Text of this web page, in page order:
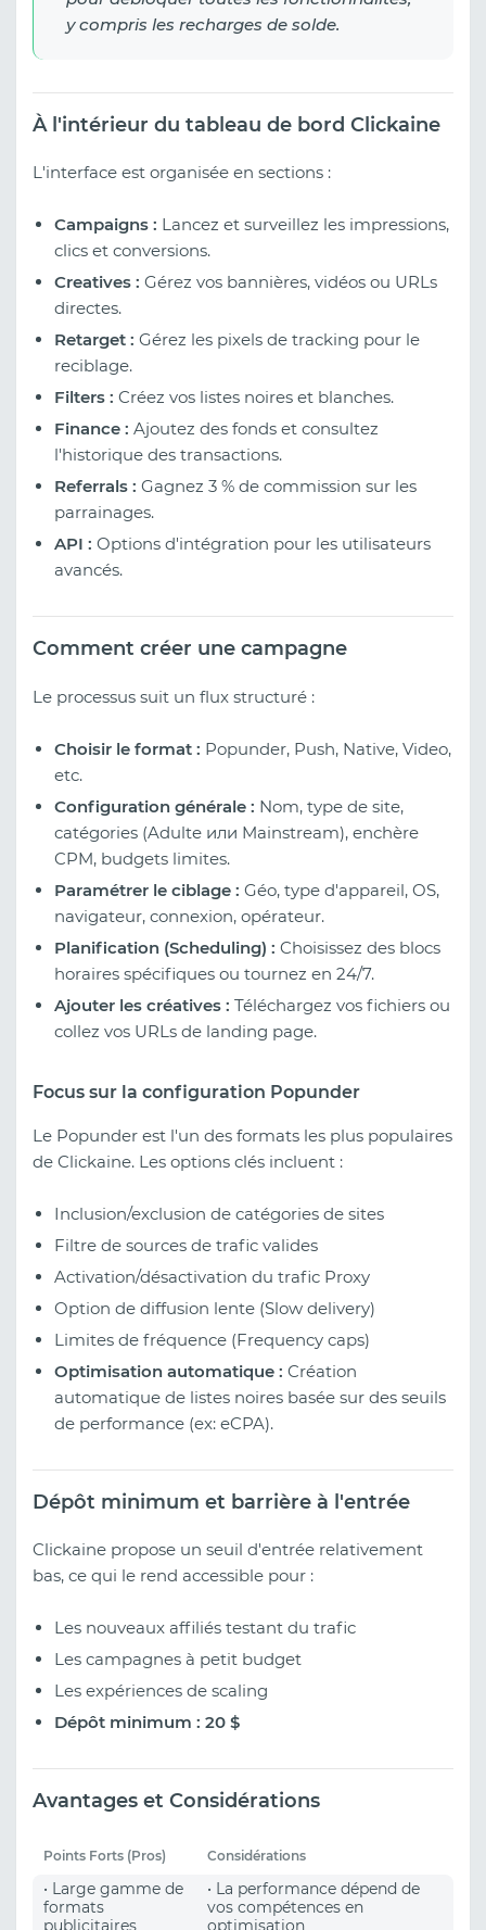
y compris les recharges de solde.
À l'intérieur du tableau de bord Clickaine
L'interface est organisée en sections :
Campaigns : Lancez et surveillez les impressions,
clics et conversions.
Creatives : Gérez vos bannières, vidéos ou URLs
directes.
Retarget : Gérez les pixels de tracking pour le
reciblage.
Filters : Créez vos listes noires et blanches.
Finance : Ajoutez des fonds et consultez
l'historique des transactions.
Referrals : Gagnez 3 % de commission sur les
parrainages.
API : Options d'intégration pour les utilisateurs
avancés.
Comment créer une campagne
Le processus suit un flux structuré :
Choisir le format : Popunder, Push, Native, Video,
etc.
Configuration générale : Nom, type de site,
catégories (Adulte или Mainstream), enchère
CPM, budgets limites.
Paramétrer le ciblage : Géo, type d'appareil, OS,
navigateur, connexion, opérateur.
Planification (Scheduling) : Choisissez des blocs
horaires spécifiques ou tournez en 24/7.
Ajouter les créatives : Téléchargez vos fichiers ou
collez vos URLs de landing page.
Focus sur la configuration Popunder
Le Popunder est l'un des formats les plus populaires
de Clickaine. Les options clés incluent :
Inclusion/exclusion de catégories de sites
Filtre de sources de trafic valides
Activation/désactivation du trafic Proxy
Option de diffusion lente (Slow delivery)
Limites de fréquence (Frequency caps)
Optimisation automatique : Création
automatique de listes noires basée sur des seuils
de performance (ex: eCPA).
Dépôt minimum et barrière à l'entrée
Clickaine propose un seuil d'entrée relativement
bas, ce qui le rend accessible pour :
Les nouveaux affiliés testant du trafic
Les campagnes à petit budget
Les expériences de scaling
Dépôt minimum : 20 $
Avantages et Considérations
Points Forts (Pros) Considérations
• Large gamme de
formats
publicitaires
• La performance dépend de
vos compétences en
optimisation